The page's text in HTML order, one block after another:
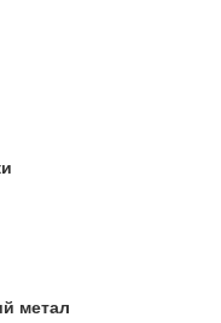
метал